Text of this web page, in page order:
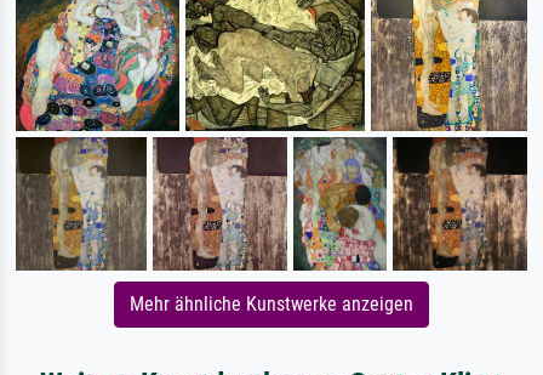
Mehr ähnliche Kunstwerke anzeigen